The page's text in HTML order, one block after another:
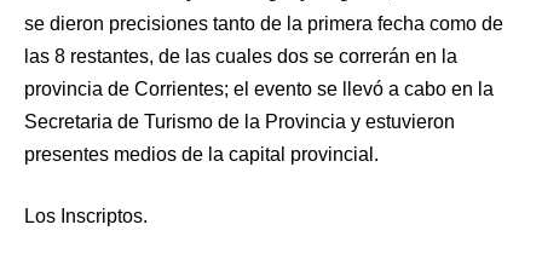
se dieron precisiones tanto de la primera fecha como de
las 8 restantes, de las cuales dos se correrán en la
provincia de Corrientes; el evento se llevó a cabo en la
Secretaria de Turismo de la Provincia y estuvieron
presentes medios de la capital provincial.
Los Inscriptos.